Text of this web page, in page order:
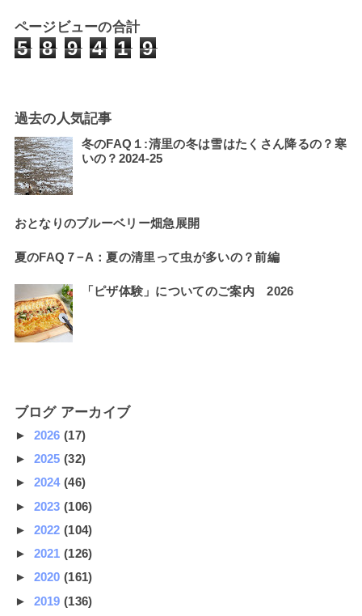
ページビューの合計
5 8 9 4 1 9
過去の人気記事
冬のFAQ１:清里の冬は雪はたくさん降るの？寒
いの？2024-25
おとなりのブルーベリー畑急展開
夏のFAQ７−A：夏の清里って虫が多いの？前編
「ピザ体験」についてのご案内 2026
ブログ アーカイブ
► 2026(17)
► 2025(32)
► 2024(46)
► 2023(106)
► 2022(104)
► 2021(126)
► 2020(161)
► 2019(136)